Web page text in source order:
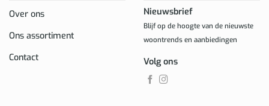
Over ons
Ons assortiment
Contact
Nieuwsbrief
Blijf op de hoogte van de nieuwste
woontrends en aanbiedingen
Volg ons